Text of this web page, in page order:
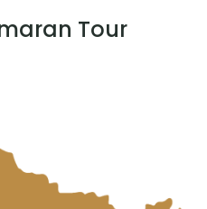
Tour